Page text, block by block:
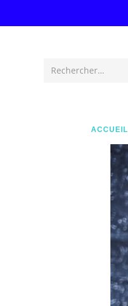
Rechercher…
ACCUEIL